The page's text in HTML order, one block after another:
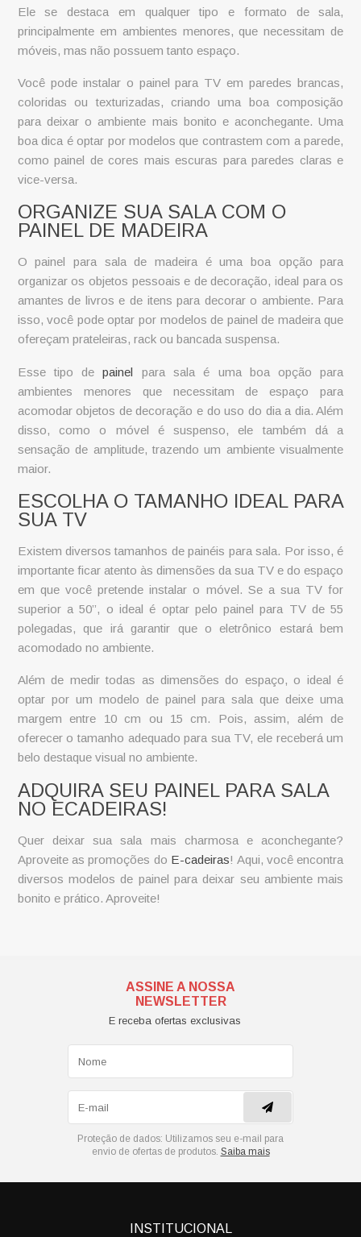
Ele se destaca em qualquer tipo e formato de sala,
principalmente em ambientes menores, que necessitam de
móveis, mas não possuem tanto espaço.
Você pode instalar o painel para TV em paredes brancas,
coloridas ou texturizadas, criando uma boa composição
para deixar o ambiente mais bonito e aconchegante. Uma
boa dica é optar por modelos que contrastem com a parede,
como painel de cores mais escuras para paredes claras e
vice-versa.
ORGANIZE SUA SALA COM O
PAINEL DE MADEIRA
O painel para sala de madeira é uma boa opção para
organizar os objetos pessoais e de decoração, ideal para os
amantes de livros e de itens para decorar o ambiente. Para
isso, você pode optar por modelos de painel de madeiraque
ofereçam prateleiras, rack ou bancada suspensa.
Esse tipo depainel para sala é uma boa opção para
ambientes menores que necessitam de espaço para
acomodar objetos de decoração e do uso do dia a dia. Além
disso, como o móvel é suspenso, ele também dá a
sensação de amplitude, trazendo um ambiente visualmente
maior.
ESCOLHA O TAMANHO IDEAL PARA
SUA TV
Existem diversos tamanhos de painéis para sala. Por isso, é
importante ficar atento às dimensões da sua TV e do espaço
em que você pretende instalar o móvel. Se a sua TV for
superior a 50’’, o ideal é optar pelopainel para TV de 55
polegadas, que irá garantir que o eletrônico estará bem
acomodado no ambiente.
Além de medir todas as dimensões do espaço, o ideal é
optar por um modelo de painel para sala que deixe uma
margem entre 10 cm ou 15 cm. Pois, assim, além de
oferecer o tamanho adequado para sua TV, ele receberá um
belo destaque visual no ambiente.
ADQUIRA SEU PAINEL PARA SALA
NO ECADEIRAS!
Quer deixar sua sala mais charmosa e aconchegante?
Aproveite as promoções do E-cadeiras! Aqui, você encontra
diversos modelos de painel para deixar seu ambiente mais
bonito e prático. Aproveite!
ASSINE A NOSSA
NEWSLETTER
E receba ofertas exclusivas
Proteção de dados: Utilizamos seu e-mail para
envio de ofertas de produtos. Saiba mais
INSTITUCIONAL